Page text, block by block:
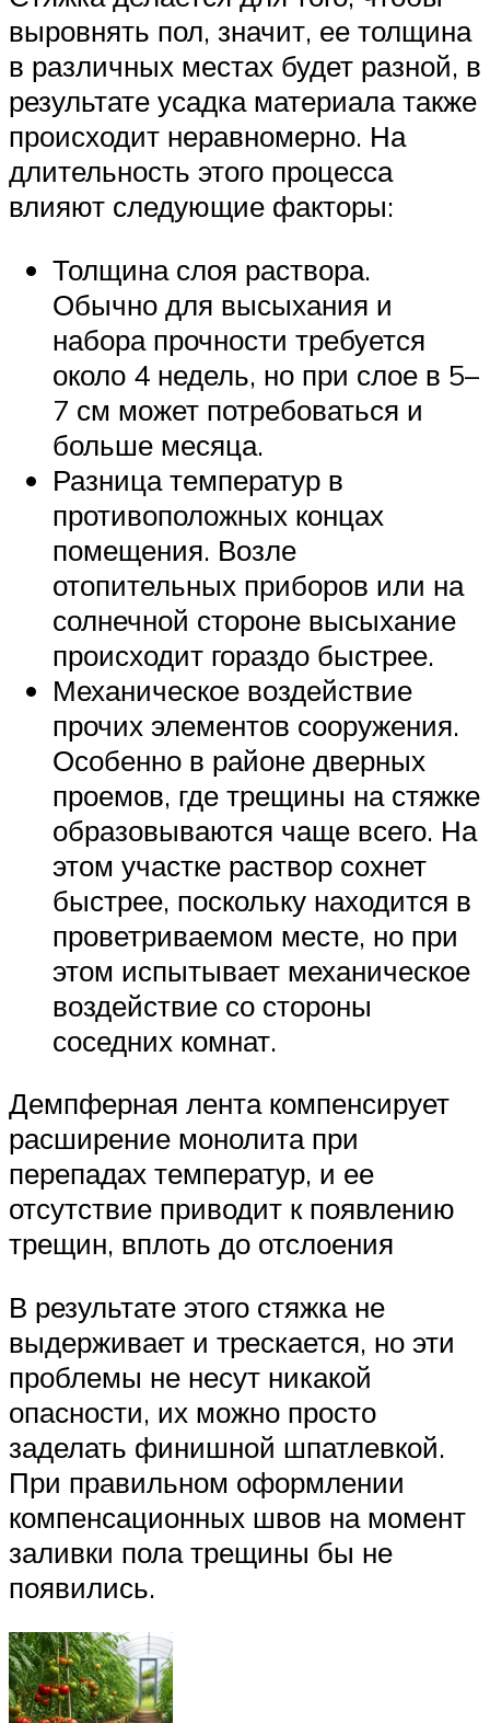
выровнять пол, значит, ее толщина
в различных местах будет разной, в
результате усадка материала также
происходит неравномерно. На
длительность этого процесса
влияют следующие факторы:
Толщина слоя раствора.
Обычно для высыхания и
набора прочности требуется
около 4 недель, но при слое в 5–
7 см может потребоваться и
больше месяца.
Разница температур в
противоположных концах
помещения. Возле
отопительных приборов или на
солнечной стороне высыхание
происходит гораздо быстрее.
Механическое воздействие
прочих элементов сооружения.
Особенно в районе дверных
проемов, где трещины на стяжке
образовываются чаще всего. На
этом участке раствор сохнет
быстрее, поскольку находится в
проветриваемом месте, но при
этом испытывает механическое
воздействие со стороны
соседних комнат.
Демпферная лента компенсирует
расширение монолита при
перепадах температур, и ее
отсутствие приводит к появлению
трещин, вплоть до отслоения
В результате этого стяжка не
выдерживает и трескается, но эти
проблемы не несут никакой
опасности, их можно просто
заделать финишной шпатлевкой.
При правильном оформлении
компенсационных швов на момент
заливки пола трещины бы не
появились.